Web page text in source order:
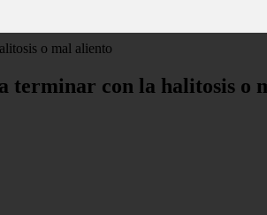
o mal aliento
terminar con la halitosis o